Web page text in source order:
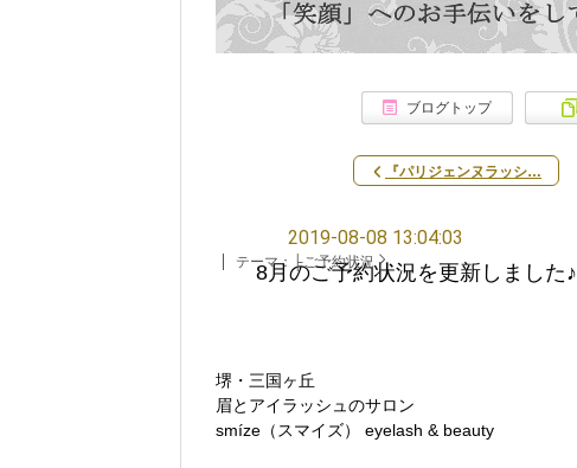
ブログトップ
『パリジェンヌラッシ…
8月のご予約状況を更新しました♪
2019-08-08 13:04:03
テーマ： ├ご予約状況
堺・三国ヶ丘
眉とアイラッシュのサロン
smíze（スマイズ） eyelash & beauty